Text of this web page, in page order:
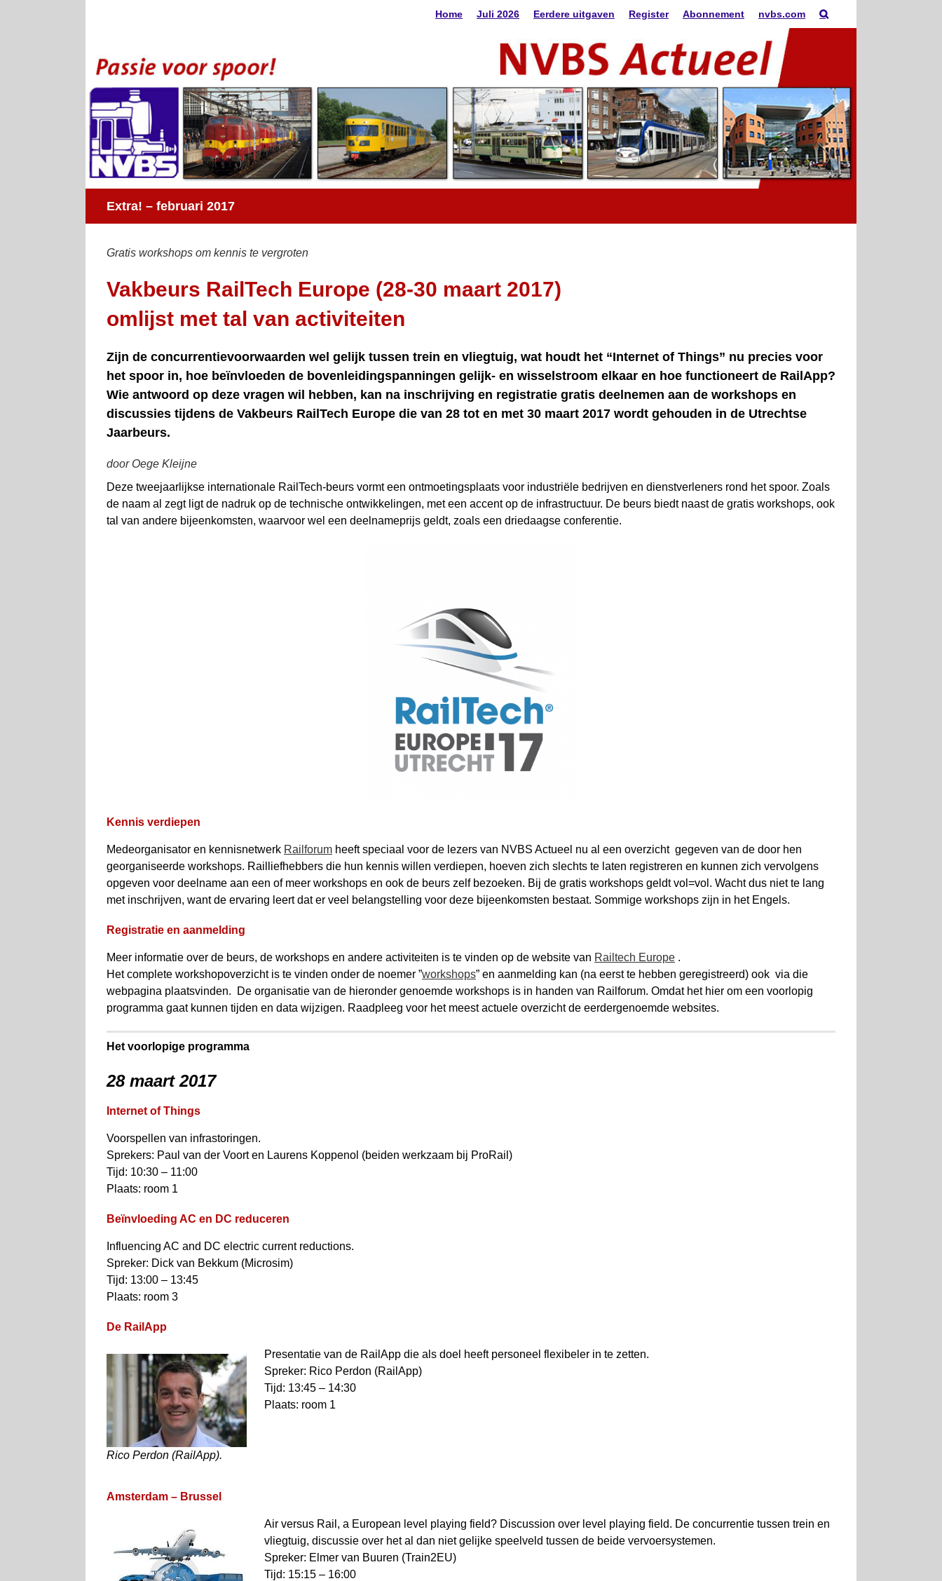
Home Juli 2026 Eerdere uitgaven Register Abonnement nvbs.com
Extra! – februari 2017
Gratis workshops om kennis te vergroten
Vakbeurs RailTech Europe (28-30 maart 2017)
omlijst met tal van activiteiten
Zijn de concurrentievoorwaarden wel gelijk tussen trein en vliegtuig, wat houdt het “Internet of Things” nu precies voor
het spoor in, hoe beïnvloeden de bovenleidingspanningen gelijk- en wisselstroom elkaar en hoe functioneert de RailApp?
Wie antwoord op deze vragen wil hebben, kan na inschrijving en registratie gratis deelnemen aan de workshops en
discussies tijdens de Vakbeurs RailTech Europe die van 28 tot en met 30 maart 2017 wordt gehouden in de Utrechtse
Jaarbeurs.
door Oege Kleijne
Deze tweejaarlijkse internationale RailTech-beurs vormt een ontmoetingsplaats voor industriële bedrijven en dienstverleners rond het spoor. Zoals
de naam al zegt ligt de nadruk op de technische ontwikkelingen, met een accent op de infrastructuur. De beurs biedt naast de gratis workshops, ook
tal van andere bijeenkomsten, waarvoor wel een deelnameprijs geldt, zoals een driedaagse conferentie.
Kennis verdiepen
Medeorganisator en kennisnetwerk Railforum heeft speciaal voor de lezers van NVBS Actueel nu al een overzicht gegeven van de door hen
georganiseerde workshops. Railliefhebbers die hun kennis willen verdiepen, hoeven zich slechts te laten registreren en kunnen zich vervolgens
opgeven voor deelname aan een of meer workshops en ook de beurs zelf bezoeken. Bij de gratis workshops geldt vol=vol. Wacht dus niet te lang
met inschrijven, want de ervaring leert dat er veel belangstelling voor deze bijeenkomsten bestaat. Sommige workshops zijn in het Engels.
Registratie en aanmelding
Meer informatie over de beurs, de workshops en andere activiteiten is te vinden op de website van Railtech Europe .
Het complete workshopoverzicht is te vinden onder de noemer ”workshops” en aanmelding kan (na eerst te hebben geregistreerd) ook via die
webpagina plaatsvinden. De organisatie van de hieronder genoemde workshops is in handen van Railforum. Omdat het hier om een voorlopig
programma gaat kunnen tijden en data wijzigen. Raadpleeg voor het meest actuele overzicht de eerdergenoemde websites.
Het voorlopige programma
28 maart 2017
Internet of Things
Voorspellen van infrastoringen.
Sprekers: Paul van der Voort en Laurens Koppenol (beiden werkzaam bij ProRail)
Tijd: 10:30 – 11:00
Plaats: room 1
Beïnvloeding AC en DC reduceren
Influencing AC and DC electric current reductions.
Spreker: Dick van Bekkum (Microsim)
Tijd: 13:00 – 13:45
Plaats: room 3
De RailApp
Rico Perdon (RailApp).
Presentatie van de RailApp die als doel heeft personeel flexibeler in te zetten.
Spreker: Rico Perdon (RailApp)
Tijd: 13:45 – 14:30
Plaats: room 1
Amsterdam – Brussel
Air versus Rail, a European level playing field? Discussion over level playing field. De concurrentie tussen trein en
vliegtuig, discussie over het al dan niet gelijke speelveld tussen de beide vervoersystemen.
Spreker: Elmer van Buuren (Train2EU)
Tijd: 15:15 – 16:00